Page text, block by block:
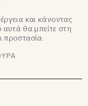
και κάνοντας
θα μπείτε στη
προστασία.